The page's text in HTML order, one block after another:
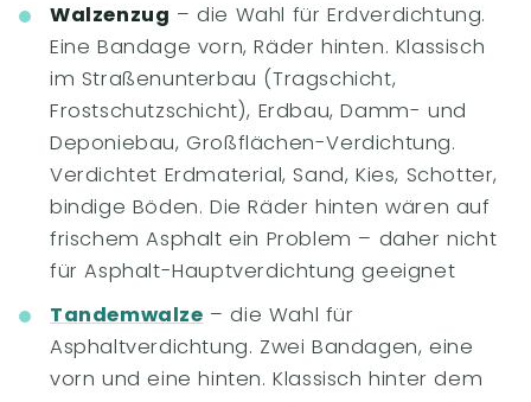
Walzenzug – die Wahl für Erdverdichtung.
Eine Bandage vorn, Räder hinten. Klassisch
im Straßenunterbau (Tragschicht,
Frostschutzschicht), Erdbau, Damm- und
Deponiebau, Großflächen-Verdichtung.
Verdichtet Erdmaterial, Sand, Kies, Schotter,
bindige Böden. Die Räder hinten wären auf
frischem Asphalt ein Problem – daher nicht
für Asphalt-Hauptverdichtung geeignet
Tandemwalze – die Wahl für
Asphaltverdichtung. Zwei Bandagen, eine
vorn und eine hinten. Klassisch hinter dem